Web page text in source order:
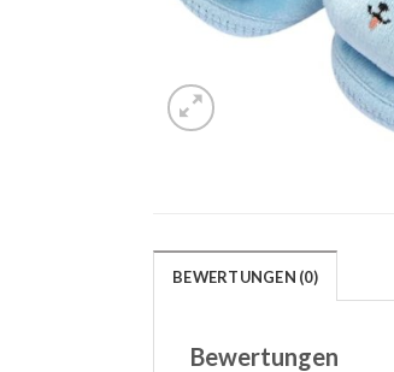
BEWERTUNGEN (0)
Bewertungen